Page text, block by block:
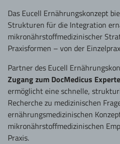
Das Eucell Ernährungskonzept
Strukturen für die Integration
mikronährstoffmedizinischer
Praxisformen – von der
Partner des Eucell
Zugang zum DocMedicus
ermöglicht eine schnelle,
Recherche zu medizinischen
ernährungsmedizinischen
mikronährstoffmedizinischen
Praxis.